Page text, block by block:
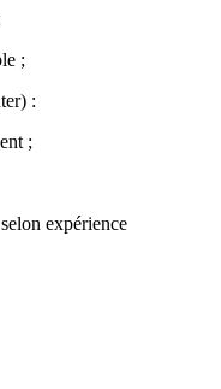
;
:
;
expérience